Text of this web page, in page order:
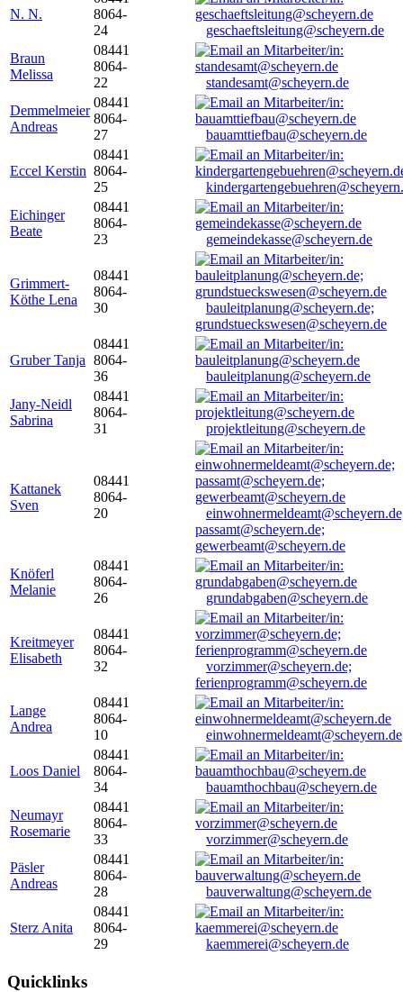
N. N.
8064-
24
geschaeftsleitung@scheyern.de
Braun
Melissa
08441
8064-
22
standesamt@scheyern.de
Demmelmeier
Andreas
08441
8064-
27
bauamttiefbau@scheyern.de
Eccel Kerstin
08441
8064-
25
Eichinger
Beate
08441
8064-
23
gemeindekasse@scheyern.de
Grimmert-
Köthe Lena
08441
8064-
30
bauleitplanung@scheyern.de;
grundstueckswesen@scheyern.de
Gruber Tanja
08441
8064-
36
bauleitplanung@scheyern.de
Jany-Neidl
Sabrina
08441
8064-
31
projektleitung@scheyern.de
Kattanek
Sven
08441
8064-
20
passamt@scheyern.de;
gewerbeamt@scheyern.de
Knöferl
Melanie
08441
8064-
26
grundabgaben@scheyern.de
Kreitmeyer
Elisabeth
08441
8064-
32
vorzimmer@scheyern.de;
ferienprogramm@scheyern.de
Lange
Andrea
08441
8064-
10
einwohnermeldeamt@scheyern.de
Loos Daniel
08441
8064-
34
bauamthochbau@scheyern.de
Neumayr
Rosemarie
08441
8064-
33
vorzimmer@scheyern.de
Päsler
Andreas
08441
8064-
28
bauverwaltung@scheyern.de
Sterz Anita
08441
8064-
29
kaemmerei@scheyern.de
Quicklinks